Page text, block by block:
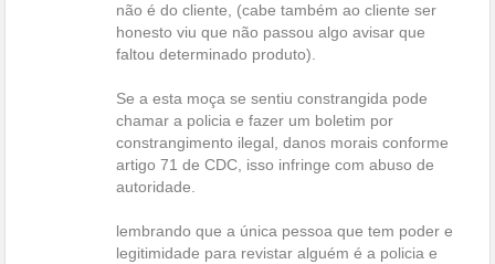
não é do cliente, (cabe também ao cliente ser
honesto viu que não passou algo avisar que
faltou determinado produto).
Se a esta moça se sentiu constrangida pode
chamar a policia e fazer um boletim por
constrangimento ilegal, danos morais conforme
artigo 71 de CDC, isso infringe com abuso de
autoridade.
lembrando que a única pessoa que tem poder e
legitimidade para revistar alguém é a policia e